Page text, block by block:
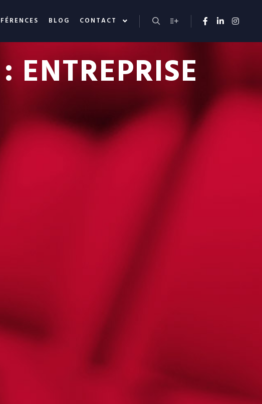
BLOG CONTACT
ENTREPRISE